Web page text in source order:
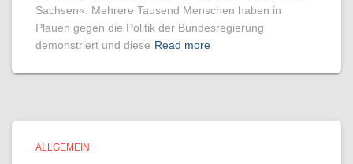
Sachsen«. Mehrere Tausend Menschen haben in
Plauen gegen die Politik der Bundesregierung
demonstriert und diese Read more
ALLGEMEIN